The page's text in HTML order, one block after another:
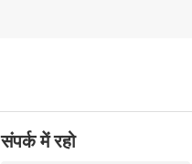
संपर्क में रहो